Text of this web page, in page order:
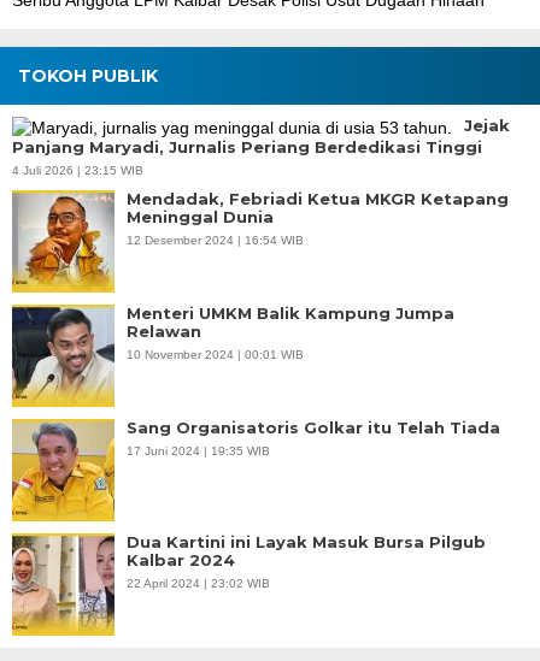
TOKOH PUBLIK
Jejak
Panjang Maryadi, Jurnalis Periang Berdedikasi Tinggi
4 Juli 2026 | 23:15 WIB
Mendadak, Febriadi Ketua MKGR Ketapang
Meninggal Dunia
12 Desember 2024 | 16:54 WIB
Menteri UMKM Balik Kampung Jumpa
Relawan
10 November 2024 | 00:01 WIB
Sang Organisatoris Golkar itu Telah Tiada
17 Juni 2024 | 19:35 WIB
Dua Kartini ini Layak Masuk Bursa Pilgub
Kalbar 2024
22 April 2024 | 23:02 WIB